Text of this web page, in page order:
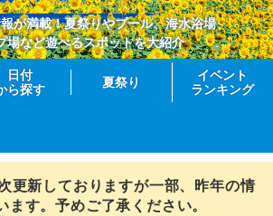
が満載！夏祭りやプール、海水浴場、
場など遊べるスポットを大紹介
日付
ら探す
夏祭り
イベント
ランキング
更新しておりますが一部、昨年の情
ます。予めご了承ください。